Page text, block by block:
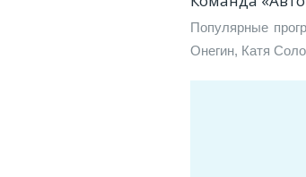
Популярные
Онегин, Катя